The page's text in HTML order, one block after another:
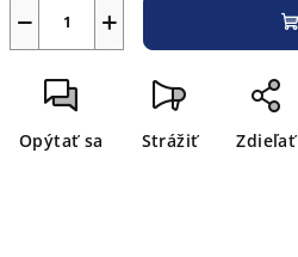
+
−
Opýtať sa Strážiť Zdieľať